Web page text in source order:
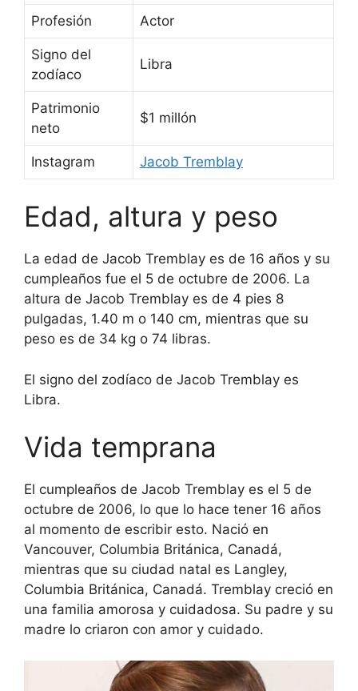
Profesión Actor
Signo del
zodíaco
Libra
Patrimonio
neto
$1 millón
Instagram Jacob Tremblay
Edad, altura y peso
La edad de Jacob Tremblay es de 16 años y su
cumpleaños fue el 5 de octubre de 2006. La
altura de Jacob Tremblay es de 4 pies 8
pulgadas, 1.40 m o 140 cm, mientras que su
peso es de 34 kg o 74 libras.
El signo del zodíaco de Jacob Tremblay es
Libra.
Vida temprana
El cumpleaños de Jacob Tremblay es el 5 de
octubre de 2006, lo que lo hace tener 16 años
al momento de escribir esto. Nació en
Vancouver, Columbia Británica, Canadá,
mientras que su ciudad natal es Langley,
Columbia Británica, Canadá. Tremblay creció en
una familia amorosa y cuidadosa. Su padre y su
madre lo criaron con amor y cuidado.